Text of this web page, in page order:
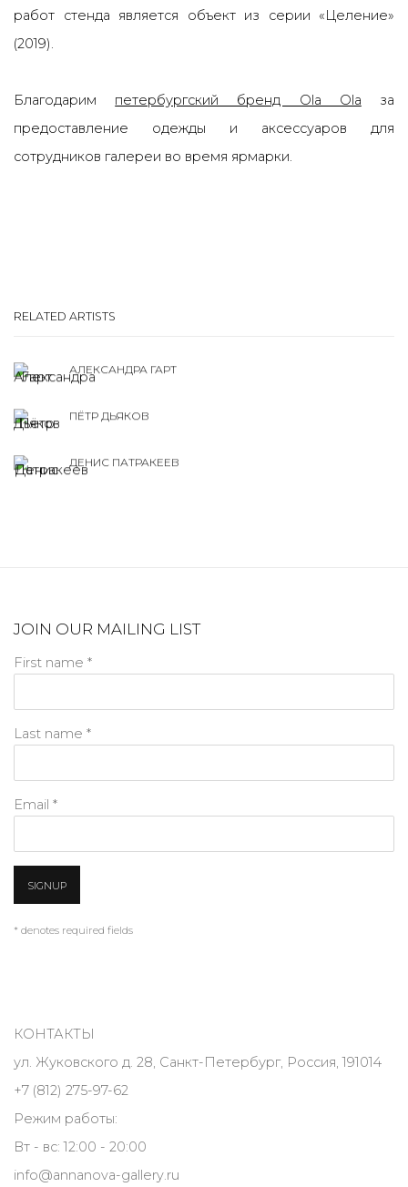
работ стенда является объект из серии «Целение»
(2019).
Благодарим петербургский бренд Ola Ola за
предоставление одежды и аксессуаров для
сотрудников галереи во время ярмарки.
RELATED ARTISTS
АЛЕКСАНДРА ГАРТ
ПЁТР ДЬЯКОВ
ДЕНИС ПАТРАКЕЕВ
JOIN OUR MAILING LIST
First name *
Last name *
Email *
SIGNUP
* denotes required fields
КОНТАКТЫ
ул. Жуковского д. 28, Санкт-Петербург, Россия, 191014
+7 (812) 275-97-62
Режим работы:
Вт - вс: 12:00 - 20:00
info@annanova-gallery.ru